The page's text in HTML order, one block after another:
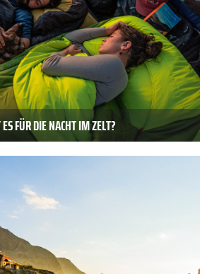
FÜR DIE NACHT IM ZELT?